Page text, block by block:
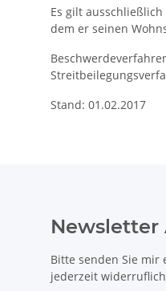
Es gilt
dem er seinen
Stand: 01.02.2017
Newsletter
Bitte senden Sie
jederzeit